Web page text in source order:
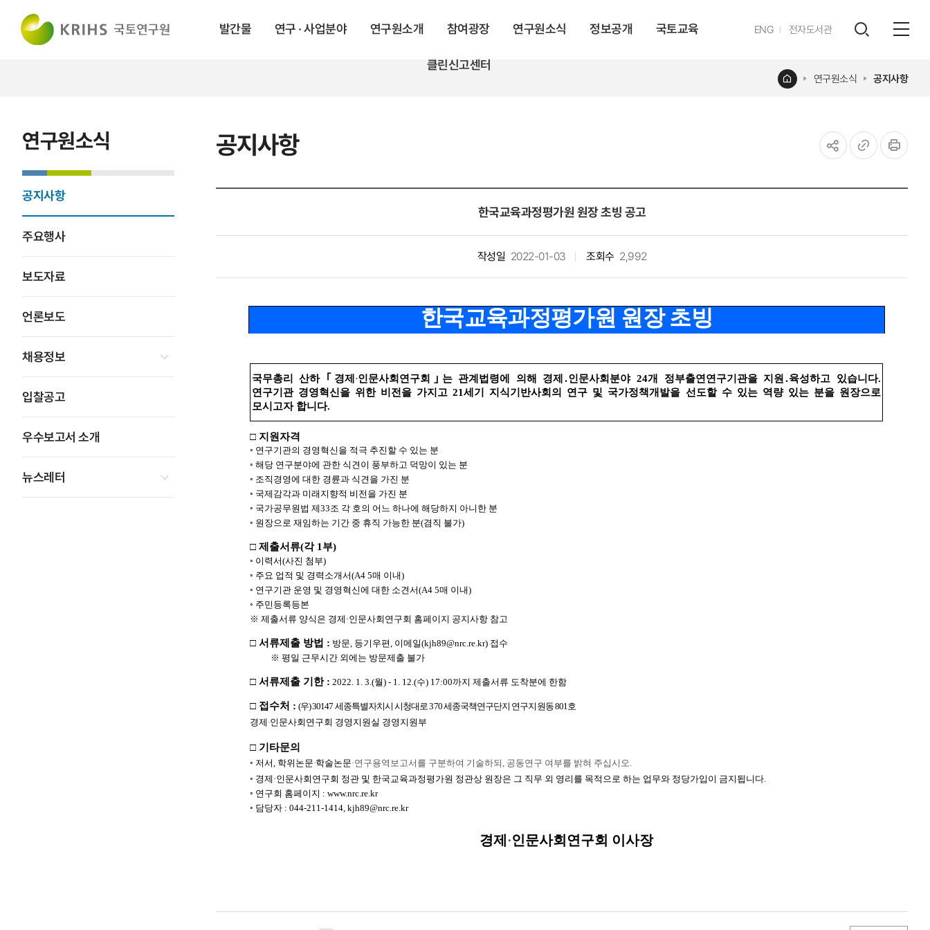
발간물 연구 · 사업분야 연구원소개 참여광장 연구원소식 정보공개 국토교육
클린신고센터
ENG영문전자도서관
레이어
공지사항
홈 연구원소식 공지사항
연구원소식
공지사항
주요행사
보도자료
언론보도
채용정보
입찰공고
우수보고서 소개
뉴스레터
한국교육과정평가원 원장 초빙 공고
작성일 2022-01-03 조회수 2,992
한국교육과정평가원 원장 초빙
국무총리 산하 ｢ 경제 ·인문사회연구회 ｣ 는 관계법령에 의해 경제 ․인문사회분야24개 정부출연연구기관을 지원 ․육성하고 있습니다.
연구기관 경영혁신을 위한 비전을 가지고21세기 지식기반사회의 연구 및 국가정책개발을 선도할 수 있는 역량 있는 분을 원장으로
모시고자 합니다.
□ 지원자격
◦ 연구기관의 경영혁신을 적극 추진할 수 있는 분
◦ 해당 연구분야에 관한 식견이 풍부하고 덕망이 있는 분
◦ 조직경영에 대한 경륜과 식견을 가진 분
◦ 국제감각과 미래지향적 비전을 가진 분
◦ 국가공무원법 제33조 각 호의 어느 하나에 해당하지 아니한 분
◦ 원장으로 재임하는 기간 중 휴직 가능한 분(겸직 불가)
□ 제출서류(각 1 부)
◦ 이력서(사진 첨부)
◦ 주요 업적 및 경력소개서(A4 5매 이내)
◦ 연구기관 운영 및 경영혁신에 대한 소견서(A4 5매 이내)
◦ 주민등록등본
※ 제출서류 양식은 경제 ·인문사회연구회 홈페이지 공지사항 참고
□ 서류제출 방법 : 방문, 등기우편, 이메일(kjh89@nrc.re.kr) 접수
※ 평일 근무시간 외에는 방문제출 불가
□ 서류제출 기한 : 2022. 1. 3.(월) - 1. 12.(수) 17:00까지 제출서류 도착분에 한함
□ 접수처 : (우) 30147 세종특별자치시 시청대로370세종국책연구단지 연구지원동801호
경제 ·인문사회연구회 경영지원실 경영지원부
□ 기타문의
◦ 저서, 학위논문·학술논문·연구용역보고서를 구분하여 기술하되 , 공동연구 여부를 밝혀 주십시오.
◦ 경제 ·인문사회연구회 정관 및 한국교육과정평가원 정관상 원장은 그 직무 외 영리를 목적으로 하는 업무와 정당가입이 금지됩니다.
◦ 연구회 홈페이지 : www.nrc.re.kr
◦ 담당자 : 044-211-1414, kjh89@nrc.re.kr
경제 ·인문사회연구회 이사장